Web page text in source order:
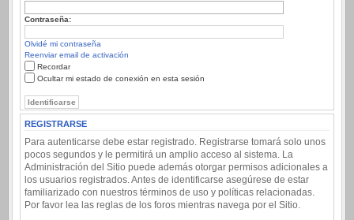
Contraseña:
Olvidé mi contraseña
Reenviar email de activación
Recordar
Ocultar mi estado de conexión en esta sesión
REGISTRARSE
Para autenticarse debe estar registrado. Registrarse tomará solo unos
pocos segundos y le permitirá un amplio acceso al sistema. La
Administración del Sitio puede además otorgar permisos adicionales a
los usuarios registrados. Antes de identificarse asegúrese de estar
familiarizado con nuestros términos de uso y políticas relacionadas.
Por favor lea las reglas de los foros mientras navega por el Sitio.